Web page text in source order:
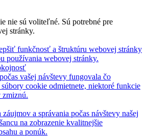
nie sú voliteľné. Sú potrebné pre
stránky.
funkčnosť a štruktúru webovej stránky
používania webovej stránky.
vašej návštevy fungovala čo
cookie odmietnete, niektoré funkcie
zmiznú.
a správania počas návštevy našej
na zobrazenie kvalitnejšie
a ponúk.